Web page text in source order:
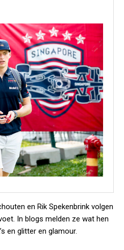
en Rik Spekenbrink volgen
In blogs melden ze wat hen
en glitter en glamour.